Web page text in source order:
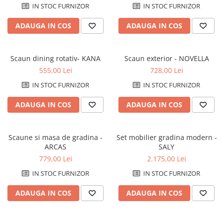
IN STOC FURNIZOR
ADAUGA IN COS
IN STOC FURNIZOR
ADAUGA IN COS
Scaun dining rotativ- KANA
555,00 Lei
IN STOC FURNIZOR
ADAUGA IN COS
Scaun exterior - NOVELLA
728,00 Lei
IN STOC FURNIZOR
ADAUGA IN COS
Scaune si masa de gradina -
ARCAS
779,00 Lei
IN STOC FURNIZOR
ADAUGA IN COS
Set mobilier gradina modern -
SALY
2.175,00 Lei
IN STOC FURNIZOR
ADAUGA IN COS